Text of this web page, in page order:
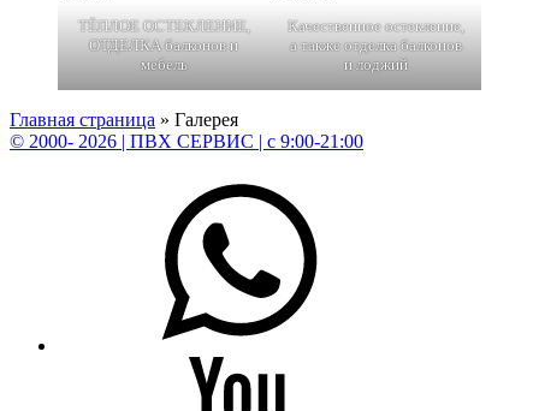
ТЁПЛОЕ ОСТЕКЛЕНИЕ,
ОТДЕЛКА балконов и
мебель
Качественное остекление,
а также отделка балконов
и лоджий
Главная страница » Галерея
Вернуться
© 2000- 2026 | ПВХ СЕРВИС | c 9:00-21:00